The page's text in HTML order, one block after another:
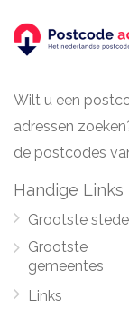
Wilt u een
adressen
de postcodes
Handige Links
Grootste
Grootste
gemeentes
Links